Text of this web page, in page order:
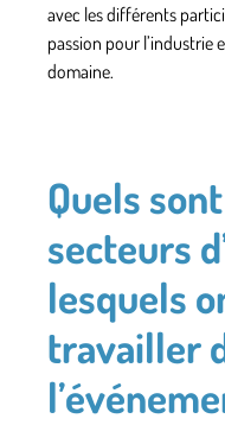
avec les différents
passion pour l’industrie
domaine.
Quels
secteurs
lesquels
travailler